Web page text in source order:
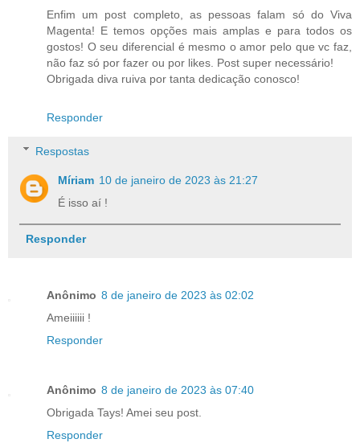
Enfim um post completo, as pessoas falam só do Viva
Magenta! E temos opções mais amplas e para todos os
gostos! O seu diferencial é mesmo o amor pelo que vc faz,
não faz só por fazer ou por likes. Post super necessário!
Obrigada diva ruiva por tanta dedicação conosco!
Responder
Respostas
Míriam 10 de janeiro de 2023 às 21:27
É isso aí !
Responder
Anônimo 8 de janeiro de 2023 às 02:02
Ameiiiiii !
Responder
Anônimo 8 de janeiro de 2023 às 07:40
Obrigada Tays! Amei seu post.
Responder